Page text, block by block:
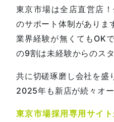
東京市場は全店直営店
のサポート体制がありま
業界経験が無くてもOK
の9割は未経験からのスタ
共に切磋琢磨し会社を盛
2025年も新店が続々オー
東京市場採用専用サイ